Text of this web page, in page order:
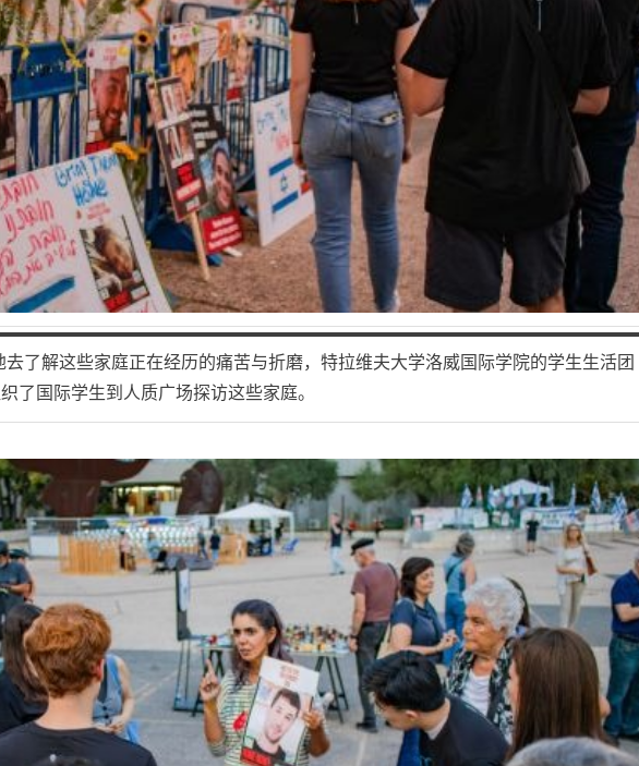
了解这些家庭正在经历的痛苦与折磨，特拉维夫大学洛威国际学院的学生生活团
了国际学生到人质广场探访这些家庭。